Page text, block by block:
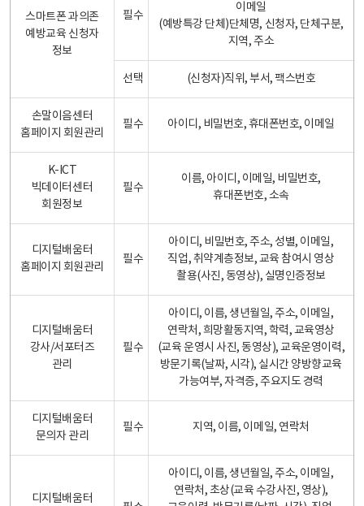
스마트폰 과의존
예방교육 신청자
정보
필수
이메일
(예방특강 단체)단체명, 신청자, 단체구분,
지역, 주소
선택 (신청자)직위, 부서, 팩스번호
손말이음센터
홈페이지 회원관리
필수 아이디, 비밀번호, 휴대폰번호, 이메일
K-ICT
빅데이터센터
회원정보
필수
이름, 아이디, 이메일, 비밀번호,
휴대폰번호, 소속
디지털배움터
홈페이지 회원관리
필수
아이디, 비밀번호, 주소, 성별, 이메일,
직업, 취약계층정보, 교육 참여시 영상
촬용(사진, 동영상), 실명인증정보
디지털배움터
강사/서포터즈
관리
필수
아이디, 이름, 생년월일, 주소, 이메일,
연락처, 희망활동지역, 학력, 교육영상
(교육 운영시 사진, 동영상), 교육운영이력,
방문기록(날짜, 시각), 실시간 양방향교육
가능여부, 자격증, 주요지도 경력
디지털배움터
문의자 관리
필수 지역, 이름, 이메일, 연락처
디지털배움터
아이디, 이름, 생년월일, 주소, 이메일,
연락처, 초상(교육 수강사진, 영상),